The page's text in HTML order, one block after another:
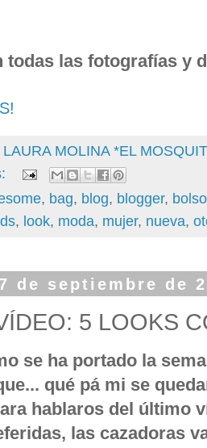
todas las fotografías y
LAURA MOLINA *EL
, bag, blog, blogger, bolso
, look, moda, mujer, nueva,
de septiembre de
5 LOOKS
se ha portado la
qué pá mi se
hablaros del último
las cazadoras